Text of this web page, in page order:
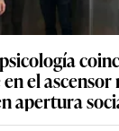
el ascensor
apertura